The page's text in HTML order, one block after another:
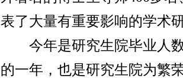
表了大量有重要影响的学术
今年是研究生院毕业人数
的一年，也是研究生院为繁